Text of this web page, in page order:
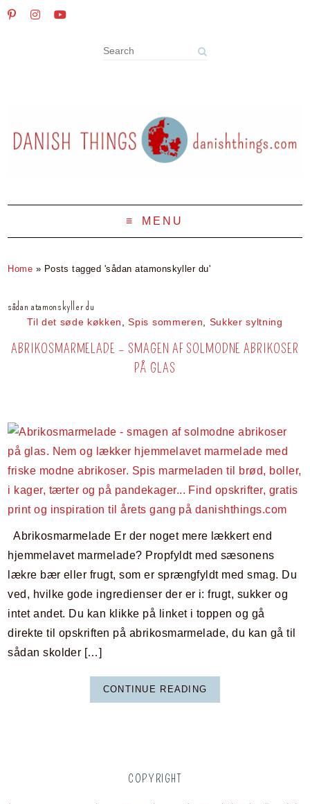
MENU
Home » Posts tagged 'sådan atamonskyller du'
sådan atamonskyller du
Til det søde køkken ,Spis sommeren, Sukker syltning
ABRIKOSMARMELADE – SMAGEN AF SOLMODNE ABRIKOSER
PÅ GLAS
Abrikosmarmelade Er der noget mere lækkert end
hjemmelavet marmelade? Propfyldt med sæsonens
lækre bær eller frugt, som er sprængfyldt med smag. Du
ved, hvilke gode ingredienser der er i: frugt, sukker og
intet andet. Du kan klikke på linket i toppen og gå
direkte til opskriften på abrikosmarmelade, du kan gå til
sådan skolder […]
CONTINUE READING
COPYRIGHT